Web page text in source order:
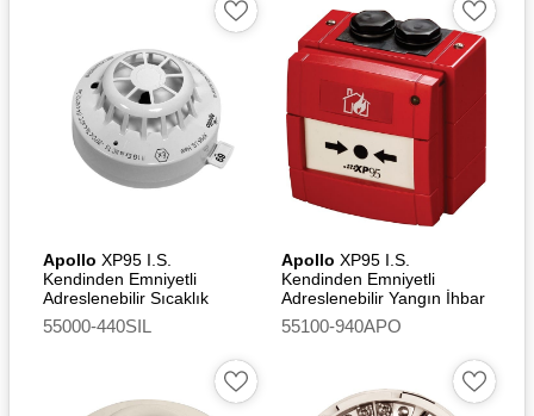
Apollo XP95 I.S.
Kendinden Emniyetli
Adreslenebilir Sıcaklık
Dedektörü (A2S) [SIL2]
55000-440SIL
Apollo XP95 I.S.
Kendinden Emniyetli
Adreslenebilir Yangın İhbar
Butonu
55100-940APO